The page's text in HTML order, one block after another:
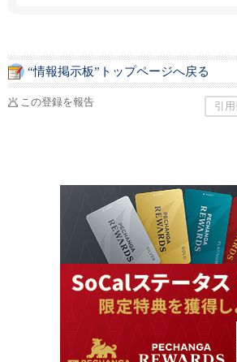
“情報掲示板”トップページへ戻る
この登録を報告 引